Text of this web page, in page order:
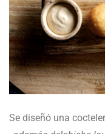
Se diseñó una